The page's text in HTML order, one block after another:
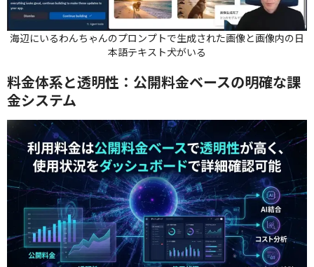
海辺にいるわんちゃんのプロンプトで生成された画像と画像内の日
本語テキスト犬がいる
料金体系と透明性：公開料金ベースの明確な課
金システム